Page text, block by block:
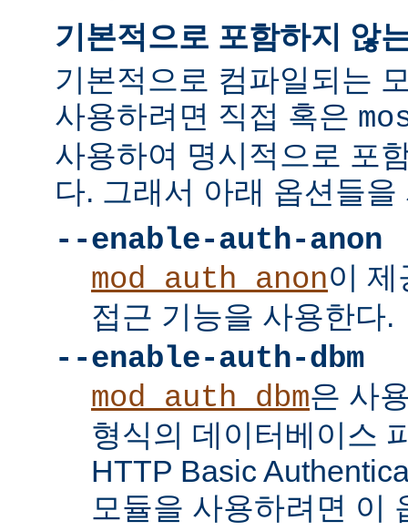
기본적으로 포함하지 않
기본적으로 컴파일되는
사용하려면 직접 혹은
사용하여 명시적으로 포
다. 그래서 아래 옵션들을
--enable-auth-anon
mod_auth_anon이
접근 기능을 사용한다.
--enable-auth-dbm
mod_auth_dbm은 사
형식의 데이터베이스
HTTP Basic
모듈을 사용하려면 이